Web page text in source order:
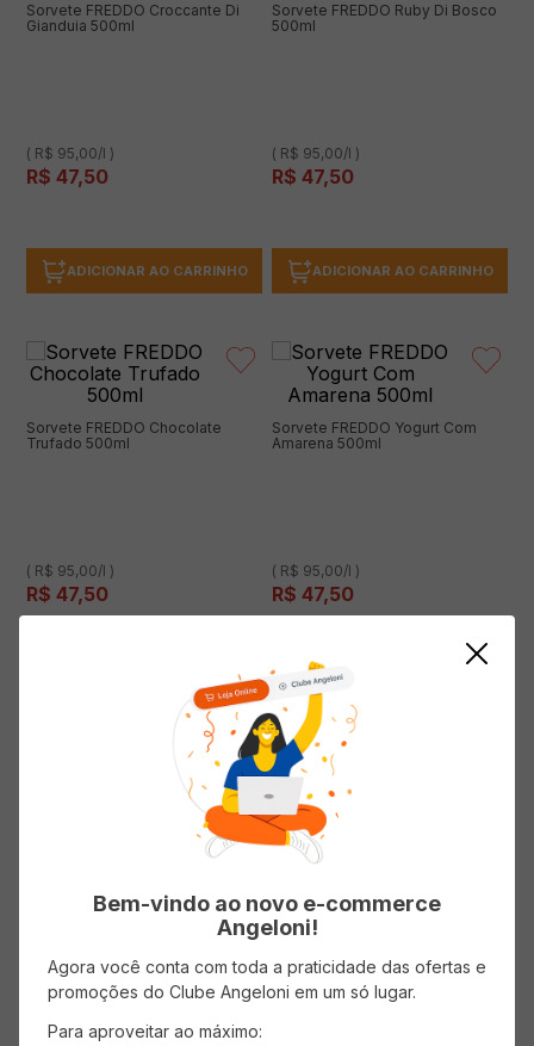
Sorvete FREDDO Croccante Di
Gianduia 500ml
( R$ 95,00/l )
R$ 47,50
ADICIONAR AO CARRINHO
Sorvete FREDDO Ruby Di Bosco
500ml
( R$ 95,00/l )
R$ 47,50
ADICIONAR AO CARRINHO
Sorvete FREDDO Chocolate
Trufado 500ml
( R$ 95,00/l )
R$ 47,50
ADICIONAR AO CARRINHO
Sorvete FREDDO Yogurt Com
Amarena 500ml
( R$ 95,00/l )
R$ 47,50
ADICIONAR AO CARRINHO
Gelato FREDDO Pistacchio 500ml
( R$ 95,00/l )
R$ 47,50
Sorvete FREDDO Ciocco
Bambino Bianco 500ml
( R$ 95,00/l )
Bem-vindo ao novo e-commerce
Angeloni!
Agora você conta com toda a praticidade das ofertas e
promoções do Clube Angeloni em um só lugar.
Para aproveitar ao máximo: